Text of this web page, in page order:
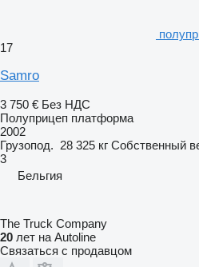
17
Samro
3 750 € Без НДС
Полуприцеп платформа
2002
Грузопод. 28 325 кг Собственный
3
Бельгия
The Truck Company
20 лет на Autoline
Связаться с продавцом